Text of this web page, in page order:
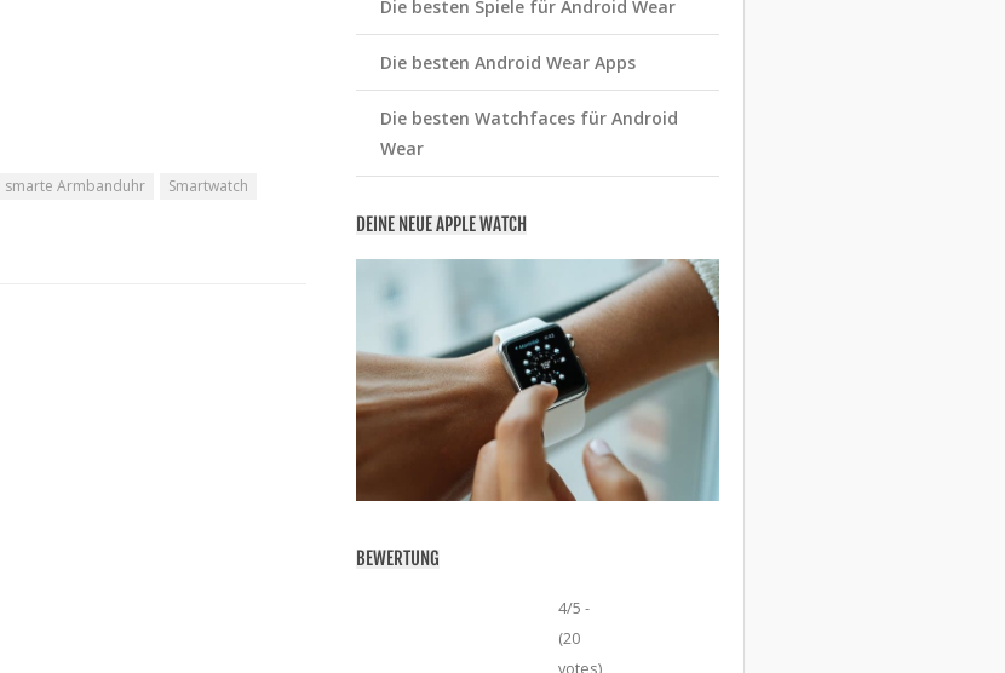
smarte Armbanduhr
Smartwatch
Die besten Spiele für Android Wear
Die besten Android Wear Apps
Die besten Watchfaces für Android
Wear
DEINE NEUE APPLE WATCH
BEWERTUNG
4/5 -
(20
votes)